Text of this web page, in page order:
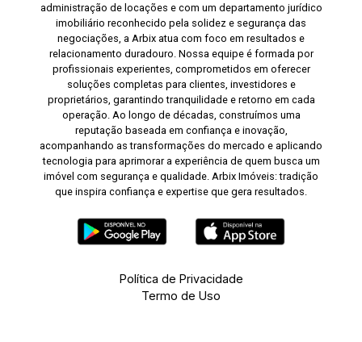
administração de locações e com um departamento jurídico
imobiliário reconhecido pela solidez e segurança das
negociações, a Arbix atua com foco em resultados e
relacionamento duradouro. Nossa equipe é formada por
profissionais experientes, comprometidos em oferecer
soluções completas para clientes, investidores e
proprietários, garantindo tranquilidade e retorno em cada
operação. Ao longo de décadas, construímos uma
reputação baseada em confiança e inovação,
acompanhando as transformações do mercado e aplicando
tecnologia para aprimorar a experiência de quem busca um
imóvel com segurança e qualidade. Arbix Imóveis: tradição
que inspira confiança e expertise que gera resultados.
Política de Privacidade
Termo de Uso